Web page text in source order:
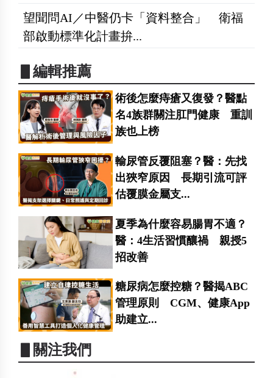
望聞問AI／中醫仍卡「資料整合」 衛福
部啟動標準化計畫拚...
▋編輯推薦
術後怎麼痔瘡又復發？醫點
名4族群關注肛門健康 重訓
族也上榜
輸尿管反覆阻塞？醫：先找
出狹窄原因 長期引流可評
估覆膜金屬支...
夏季為什麼容易腸胃不適？
醫：4生活習慣釀禍 親授5
招改善
糖尿病怎麼控糖？醫揭ABC
管理原則 CGM、健康App
助建立...
▋關注我們